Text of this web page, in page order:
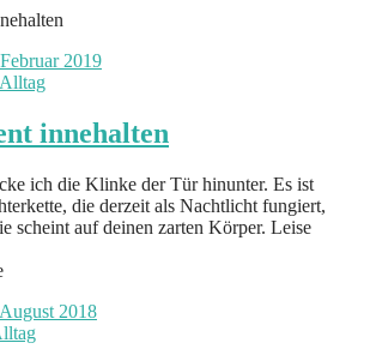
2019
innehalten
ich die Klinke der Tür hinunter. Es ist
die derzeit als Nachtlicht fungiert,
scheint auf deinen zarten Körper. Leise
2018